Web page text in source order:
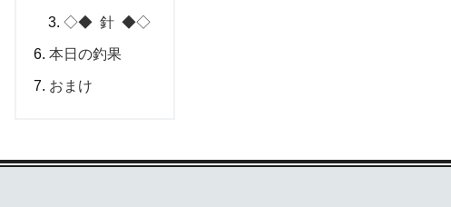
◇◆ 針 ◆◇
本日の釣果
おまけ